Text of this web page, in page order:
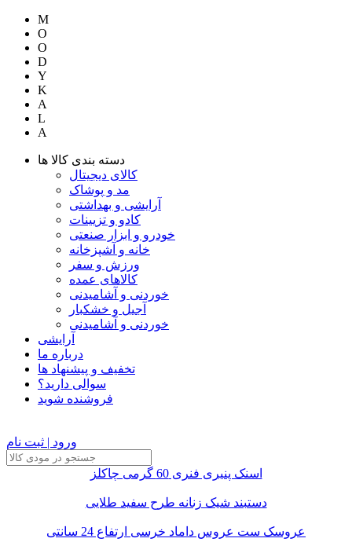
M
O
O
D
Y
K
A
L
A
دسته بندی کالا ها
کالای دیجیتال
مد و پوشاک
آرایشی و بهداشتی
کادو و تزیینات
خودرو و ابزار صنعتی
خانه و آشپزخانه
ورزش و سفر
کالاهای عمده
خوردنی و آشامیدنی
آجیل و خشکبار
خوردنی و آشامیدنی
آرایشی
درباره ما
تخفیف و پیشنهاد ها
سوالی دارید؟
فروشنده شوید
ورود | ثبت نام
اسنک پنیری فنری 60 گرمی چاکلز
دستبند شیک زنانه طرح سفید طلایی
عروسک ست عروس داماد خرسی ارتفاع 24 سانتی